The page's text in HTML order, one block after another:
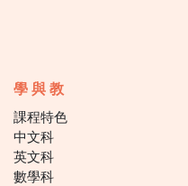
學 與 教
課程特色
中文科
英文科
數學科